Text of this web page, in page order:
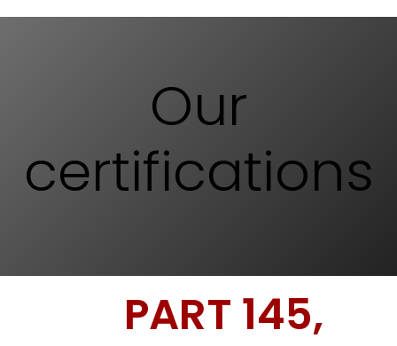
Our
certifications
PART 145,